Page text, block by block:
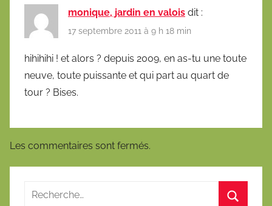
monique, jardin en valois dit :
17 septembre 2011 à 9 h 18 min
hihihihi ! et alors ? depuis 2009, en as-tu une toute
neuve, toute puissante et qui part au quart de
tour ? Bises.
Les commentaires sont fermés.